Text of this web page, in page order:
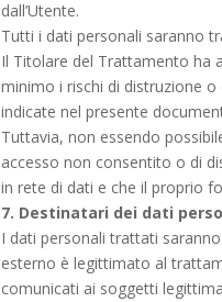
dall’Utente.
Tutti i dati personali saranno
Il Titolare del Trattamento ha
minimo i rischi di distruzione
indicate nel presente
Tuttavia, non essendo
accesso non consentito o di
in rete di dati e che il proprio
7. Destinatari dei dati
I dati personali trattati
esterno è legittimato al
comunicati ai soggetti